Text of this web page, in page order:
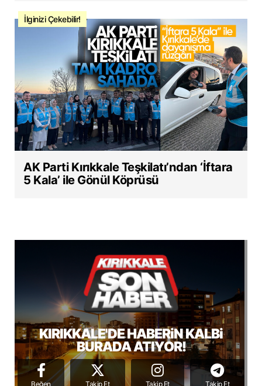
İlginizi Çekebilir!
AK Parti Kırıkkale Teşkilatı’ndan ‘İftara
5 Kala’ ile Gönül Köprüsü
KIRIKKALE'DE HABERiN KALBi
BURADA ATIYOR!
Beğen Takip Et Takip Et Takip Et